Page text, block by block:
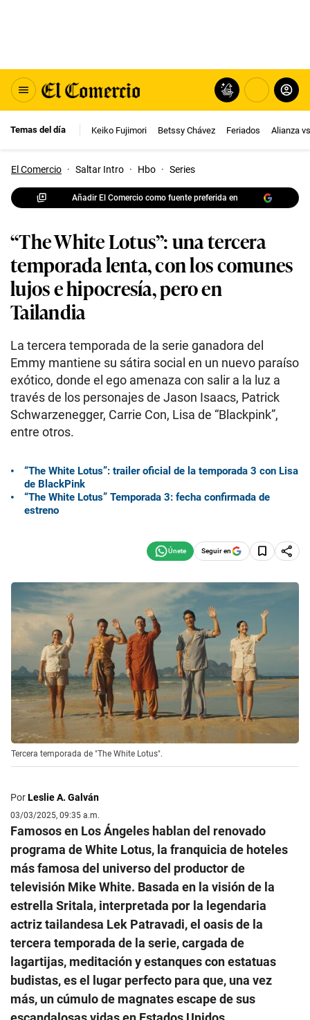
Temas del día Keiko Fujimori Betssy Chávez Feriados Alianza
El Comercio · Saltar Intro · Hbo · Series
Añadir El Comercio como fuente preferida en
“The White Lotus”: una tercera
temporada lenta, con los comunes
lujos e hipocresía, pero en
Tailandia
La tercera temporada de la serie ganadora del
Emmy mantiene su sátira social en un nuevo paraíso
exótico, donde el ego amenaza con salir a la luz a
través de los personajes de Jason Isaacs, Patrick
Schwarzenegger, Carrie Con, Lisa de “Blackpink”,
entre otros.
“The White Lotus”: trailer oficial de la temporada 3 con Lisa
de BlackPink
“The White Lotus” Temporada 3: fecha confirmada de
estreno
Seguir en
Tercera temporada de "The White Lotus".
PorLeslie A. Galván
03/03/2025, 09:35 a.m.
Famosos en Los Ángeles hablan del renovado
programa de White Lotus, la franquicia de hoteles
más famosa del universo del productor de
televisión Mike White. Basada en la visión de la
estrella Sritala, interpretada por la legendaria
actriz tailandesa Lek Patravadi, el oasis de la
tercera temporada de la serie, cargada de
lagartijas, meditación y estanques con estatuas
budistas, es el lugar perfecto para que, una vez
más, un cúmulo de magnates escape de sus